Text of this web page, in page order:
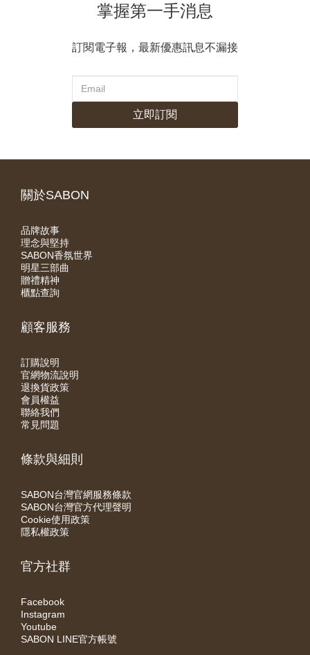
掌握第一手消息
訂閱電子報，最新優惠訊息不漏接
立即訂閱
關於SABON
品牌故事
理念與堅持
SABON香氛世界
明星三部曲
贈禮精神
櫃點查詢
顧客服務
訂購說明
官網物流說明
退換貨政策
會員權益
聯絡我們
常見問題
條款與細則
SABON台灣官網服務條款
SABON台灣官方代理聲明
Cookie使用政策
隱私權政策
官方社群
Facebook
Instagram
Youtube
SABON LINE官方帳號